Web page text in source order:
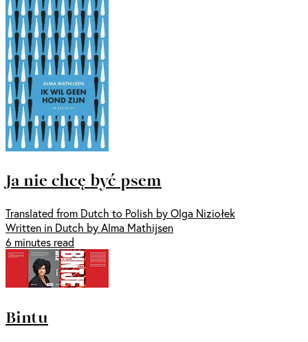
Ja nie chcę być psem
Translated from Dutch to Polish by Olga Niziołek
Written in Dutch by Alma Mathijsen
6 minutes read
Bintu